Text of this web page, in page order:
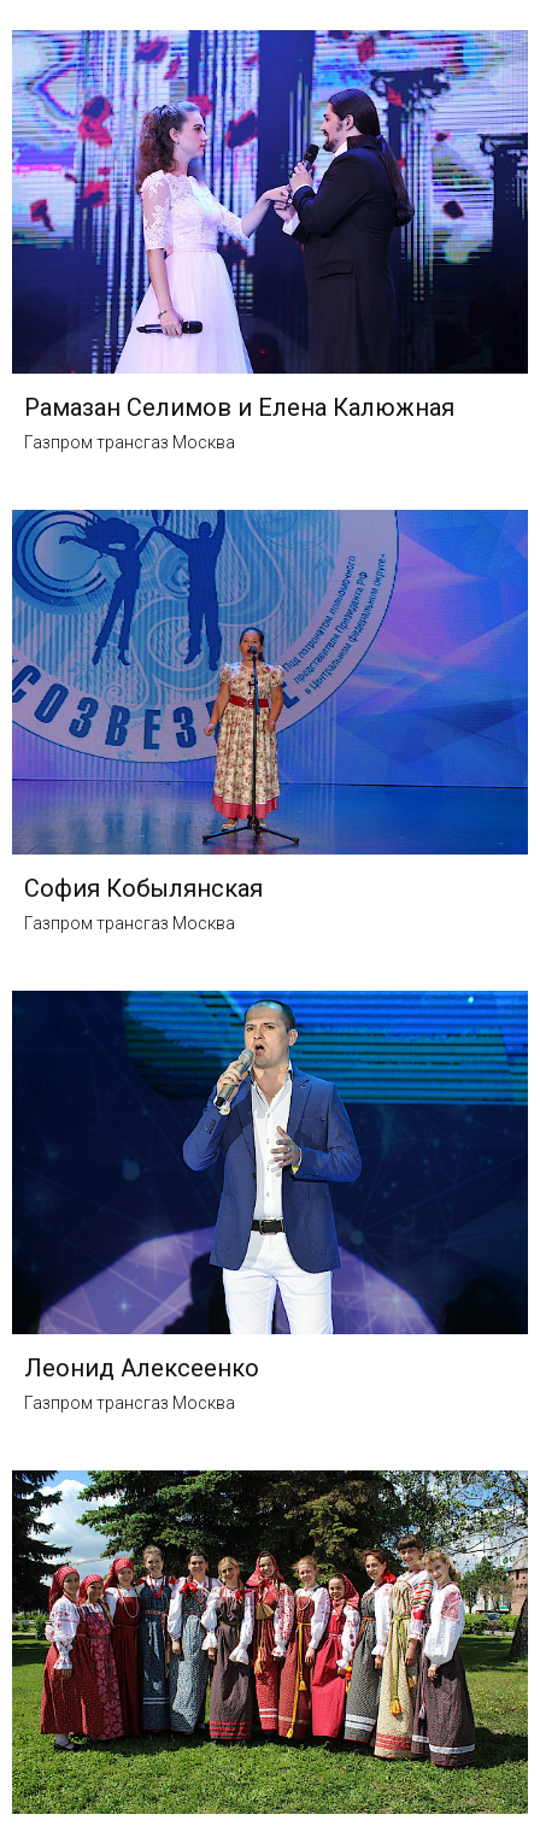
Рамазан Селимов и Елена Калюжная
Газпром трансгаз Москва
София Кобылянская
Газпром трансгаз Москва
Леонид Алексеенко
Газпром трансгаз Москва